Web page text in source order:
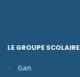
LE GROUPE SCOLAIRE
Gan